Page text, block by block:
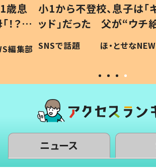
歳息
？」
編集部
小1から不登校、息子は「
ッド」だった 父が“ウチ
作り続ける理由とは #令
#令和の子
SNSで話題 ほ・とせな
ニュース